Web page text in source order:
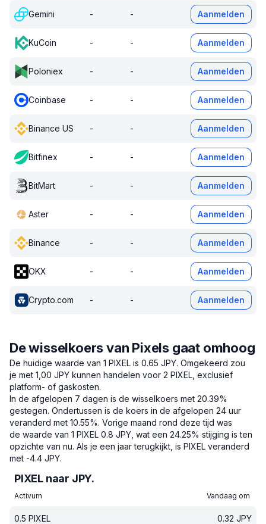
Gemini - - Aanmelden
KuCoin - - Aanmelden
Poloniex - - Aanmelden
Coinbase - - Aanmelden
Binance US - - Aanmelden
Bitfinex - - Aanmelden
BitMart - - Aanmelden
Aster - - Aanmelden
Binance - - Aanmelden
OKX - - Aanmelden
Crypto.com - - Aanmelden
De wisselkoers van Pixels gaat omhoog
De huidige waarde van 1 PIXEL is 0.65 JPY. Omgekeerd zou
je met 1,00 JPY kunnen handelen voor 2 PIXEL, exclusief
platform- of gaskosten.
In de afgelopen 7 dagen is de wisselkoers met 20.39%
gestegen. Ondertussen is de koers in de afgelopen 24 uur
veranderd met 10.55%. Vorige maand rond deze tijd was
de waarde van 1 PIXEL 0.8 JPY, wat een 24.25% stijging is ten
opzichte van nu. Als je een jaar terugkijkt, is PIXEL veranderd
met -4.4 JPY.
PIXEL naar JPY.
Activum Vandaag om
0.5 PIXEL 0.32 JPY